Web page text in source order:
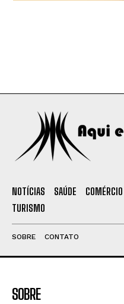
NOTÍCIAS SAÚDE COMÉRCIO
TURISMO
SOBRE CONTATO
SOBRE